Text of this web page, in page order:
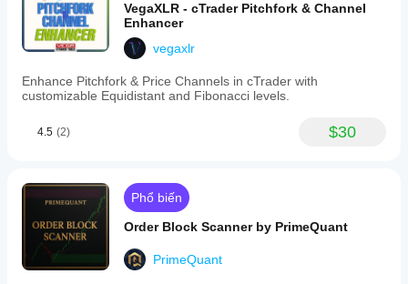
VegaXLR - cTrader Pitchfork & Channel
Enhancer
vegaxlr
Enhance Pitchfork & Price Channels in cTrader with
customizable Equidistant and Fibonacci levels.
4.5 (2) $30
Phổ biến
Order Block Scanner by PrimeQuant
PrimeQuant